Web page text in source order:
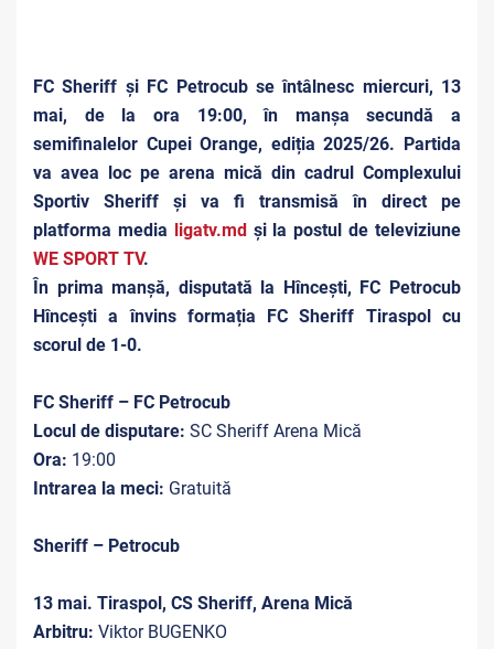
FC Sheriff și FC Petrocub se întâlnesc miercuri, 13
mai, de la ora 19:00, în manșa secundă a
semifinalelor Cupei Orange, ediția 2025/26. Partida
va avea loc pe arena mică din cadrul Complexului
Sportiv Sheriff și va fi transmisă în direct pe
platforma media
ligatv.md și la postul de televiziune
WE SPORT TV.
În prima manșă, disputată la Hîncești, FC Petrocub
Hîncești a învins formația FC Sheriff Tiraspol cu
scorul de 1-0.
FC Sheriff – FC Petrocub
Locul de disputare: SC Sheriff Arena Mică
Ora: 19:00
Intrarea la meci: Gratuită
Sheriff – Petrocub
13 mai. Tiraspol, CS Sheriff, Arena Mică
Arbitru: Viktor BUGENKO